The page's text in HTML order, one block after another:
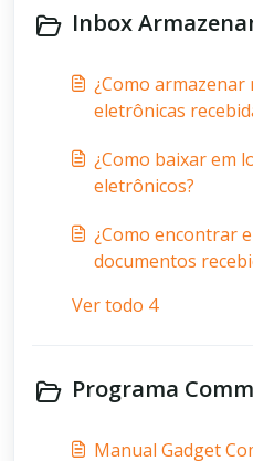
Inbox
¿Como armazenar
eletrônicas
¿Como baixar em
eletrônicos?
¿Como encontrar
documentos
Ver todo 4
Programa
Manual Gadget